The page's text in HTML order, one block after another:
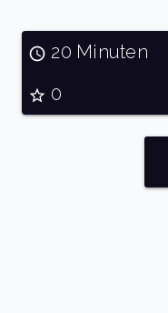
20 Minuten
0